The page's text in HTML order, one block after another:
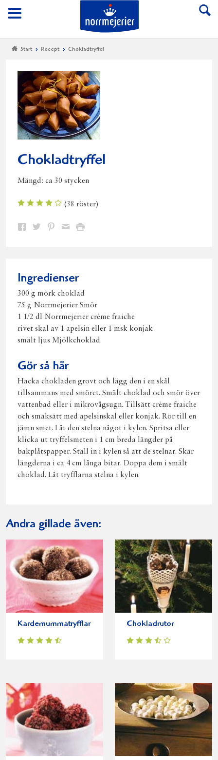
Meny
Till Norrmejerier
Start Recept Chokladtryffel
Chokladtryffel
Mängd: ca 30 stycken
(38 röster)
Dela Dela Dela DelaSkriv
Ingredienser
300 g mörk choklad
75 g Norrmejerier Smör
1 1/2 dl Norrmejerier crème fraiche
rivet skal av 1 apelsin eller 1 msk konjak
smält ljus Mjölkchoklad
Gör så här
Hacka chokladen grovt och lägg den i en skål
tillsammans med smöret. Smält choklad och smör över
vattenbad eller i mikrovågsugn. Tillsätt crème fraiche
och smaksätt med apelsinskal eller konjak. Rör till en
jämn smet. Låt den stelna något i kylen. Spritsa eller
klicka ut tryffelsmeten i 1 cm breda längder på
bakplåtspapper. Ställ in i kylen så att de stelnar. Skär
längderna i ca 4 cm långa bitar. Doppa dem i smält
choklad. Låt tryfflarna stelna i kylen.
Andra gillade även:
Kardemummatryfflar Chokladrutor